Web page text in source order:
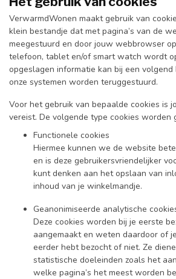
VerwarmdWonen maakt gebruik van
klein bestandje dat met pagina’s van de
meegestuurd en door jouw webbrowser
telefoon, tablet en/of smart watch wordt
opgeslagen informatie kan bij een
onze systemen worden teruggestuurd.
Voor het gebruik van bepaalde cookies is
vereist. De volgende type cookies worden
Functionele cookies
Hiermee kunnen we de website
en is deze gebruikersvriendelijker
kunt denken aan het opslaan van
inhoud van je winkelmandje.
Geanonimiseerde analytische
Deze cookies worden bij je eerste
aangemaakt en weten daardoor of
eerder hebt bezocht of niet. Ze
statistische doeleinden zoals het
welke pagina’s het meest worden